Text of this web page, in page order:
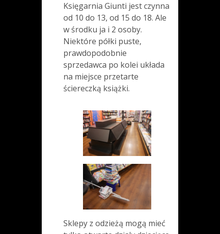
Księgarnia Giunti jest czynna
od 10 do 13, od 15 do 18. Ale
w środku ja i 2 osoby.
Niektóre półki puste,
prawdopodobnie
sprzedawca po kolei układa
na miejsce przetarte
ściereczką książki.
Sklepy z odzieżą mogą mieć